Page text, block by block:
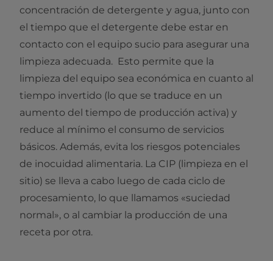
concentración de detergente y agua, junto con
el tiempo que el detergente debe estar en
contacto con el equipo sucio para asegurar una
limpieza adecuada. Esto permite que la
limpieza del equipo sea económica en cuanto al
tiempo invertido (lo que se traduce en un
aumento del tiempo de producción activa) y
reduce al mínimo el consumo de servicios
básicos. Además, evita los riesgos potenciales
de inocuidad alimentaria. La CIP (limpieza en el
sitio) se lleva a cabo luego de cada ciclo de
procesamiento, lo que llamamos «suciedad
normal», o al cambiar la producción de una
receta por otra.